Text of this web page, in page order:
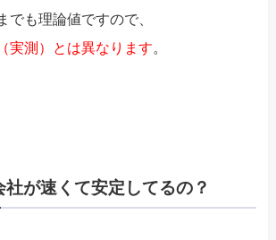
でも理論値ですので、
実測）とは異なります。
が速くて安定してるの？